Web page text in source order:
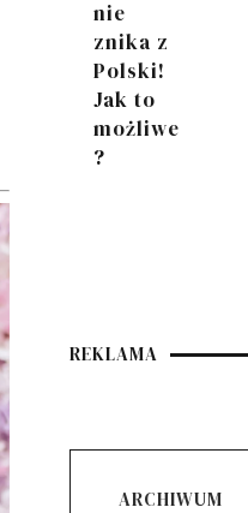
nie
znika z
Polski!
Jak to
możliwe
?
REKLAMA
ARCHIWUM